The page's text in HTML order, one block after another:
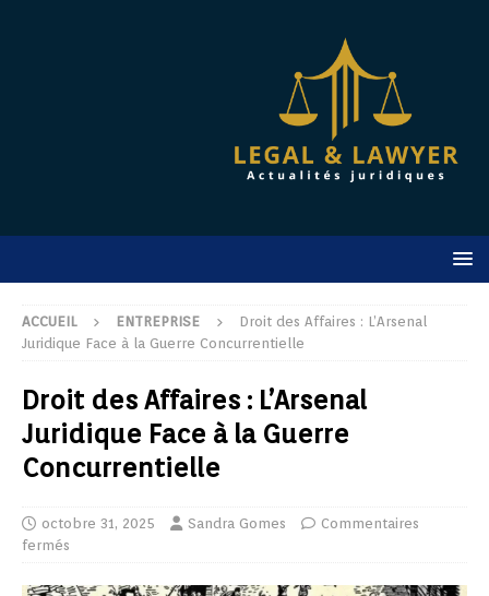
ACCUEIL ENTREPRISE
Droit des Affaires : L’Arsenal
Juridique Face à la Guerre Concurrentielle
Droit des Affaires : L’Arsenal
Juridique Face à la Guerre
Concurrentielle
octobre 31, 2025 Sandra Gomes
Commentaires
fermés